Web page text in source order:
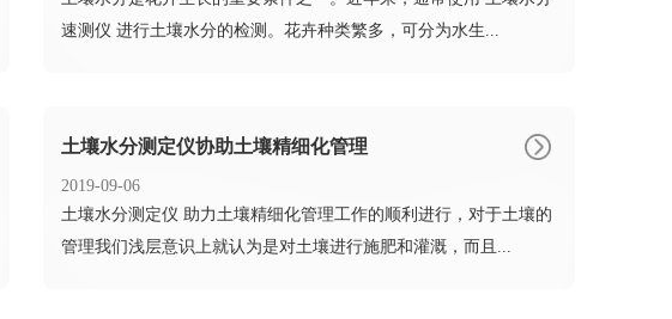
速测仪 进行土壤水分的检测。花卉种类繁多，可分为水生...
土壤水分测定仪协助土壤精细化管理
2019-09-06
​土壤水分测定仪 助力土壤精细化管理工作的顺利进行，对于土壤的
管理我们浅层意识上就认为是对土壤进行施肥和灌溉，而且...